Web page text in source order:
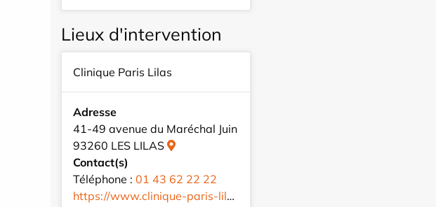
Lieux d'intervention
Clinique Paris Lilas
Adresse
41-49 avenue du Maréchal Juin
93260 LES LILAS
Contact(s)
Téléphone : 01 43 62 22 22
https://www.clinique-paris-lilas.com/fr/